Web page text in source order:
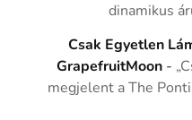
dinamikus
Csak Egyetlen
GrapefruitMoon -
megjelent a The